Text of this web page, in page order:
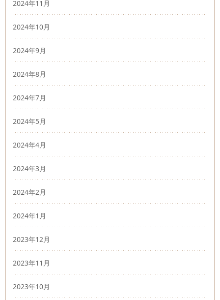
2024年11月
2024年10月
2024年9月
2024年8月
2024年7月
2024年5月
2024年4月
2024年3月
2024年2月
2024年1月
2023年12月
2023年11月
2023年10月